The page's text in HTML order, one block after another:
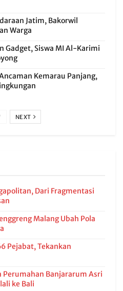
Jatim, Bakorwil
Warga
Gadget, Siswa MI Al-Karimi
Kemarau Panjang,
NEXT
Dari Fragmentasi
Malang Ubah Pola
Pejabat, Tekankan
Perumahan Banjararum Asri
ke Bali